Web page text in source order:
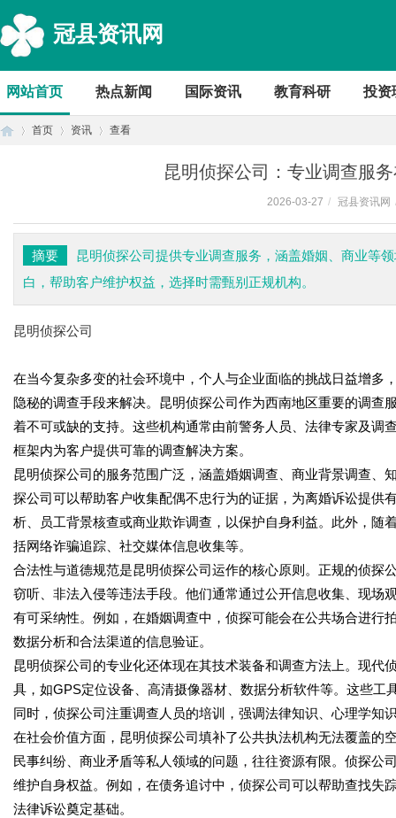
冠县资讯网
网站首页 热点新闻 国际资讯 教育科研 投资
首页 资讯 查看
昆明侦探公司：专业调查服
2026-03-27 / 冠县资讯网
摘要
昆明侦探公司提供专业调查服务，涵盖婚姻、商业等
白，帮助客户维护权益，选择时需甄别正规机构。
昆明侦探公司
在当今复杂多变的社会环境中，个人与企业面临的挑战日益增多
隐秘的调查手段来解决。昆明侦探公司作为西南地区重要的调
着不可或缺的支持。这些机构通常由前警务人员、法律专家及调
框架内为客户提供可靠的调查解决方案。
昆明侦探公司的服务范围广泛，涵盖婚姻调查、商业背景调查
探公司可以帮助客户收集配偶不忠行为的证据，为离婚诉讼提供
析、员工背景核查或商业欺诈调查，以保护自身利益。此外，随
括网络诈骗追踪、社交媒体信息收集等。
合法性与道德规范是昆明侦探公司运作的核心原则。正规的侦探
窃听、非法入侵等违法手段。他们通常通过公开信息收集、现场
有可采纳性。例如，在婚姻调查中，侦探可能会在公共场合进行
数据分析和合法渠道的信息验证。
昆明侦探公司的专业化还体现在其技术装备和调查方法上。现
具，如GPS定位设备、高清摄像器材、数据分析软件等。这些
同时，侦探公司注重调查人员的培训，强调法律知识、心理学
在社会价值方面，昆明侦探公司填补了公共执法机构无法覆盖的
民事纠纷、商业矛盾等私人领域的问题，往往资源有限。侦探
维护自身权益。例如，在债务追讨中，侦探公司可以帮助查找失
法律诉讼奠定基础。